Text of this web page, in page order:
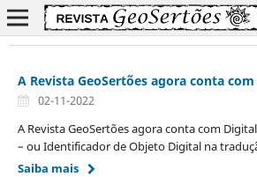
A Revista GeoSertões agora conta
02-11-2022
A Revista GeoSertões agora conta com
– ou Identificador de Objeto Digital na
Saiba mais